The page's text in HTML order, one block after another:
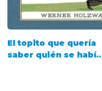
El topito que quería
saber quién se había